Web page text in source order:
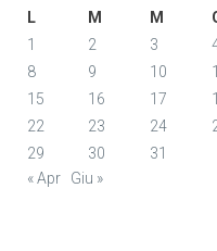
L
M M
1
2 3
8
9 10
15
16 17
22
23 24
29
30
31
« Apr
Giu »